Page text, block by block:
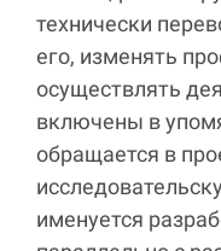
технически
его, изменять
осуществлять
включены в
обращается в
именуется